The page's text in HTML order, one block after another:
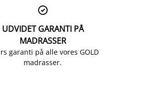

UDVIDET GARANTI PÅ
MADRASSER
garanti på alle vores GOLD
madrasser.